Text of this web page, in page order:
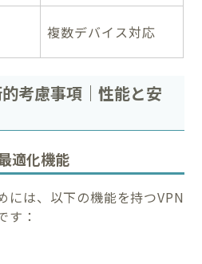
複数デバイス対応
考慮事項｜性能と安
適化機能
には、以下の機能を持つVPN
す：